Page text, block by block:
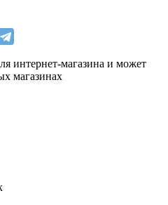
интернет-магазина и может
магазинах